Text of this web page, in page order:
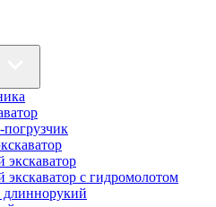
погрузчик
экскаватор
экскаватор с гидромолотом
длиннорукий